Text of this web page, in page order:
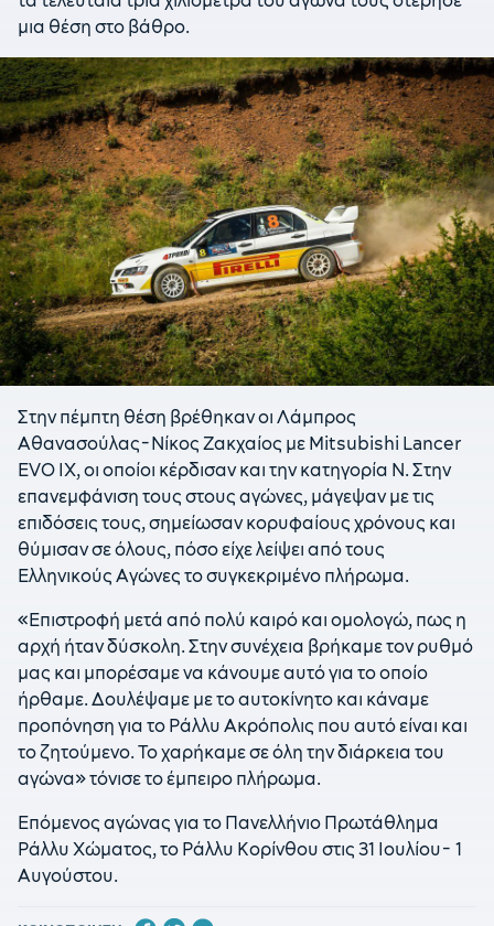
μια θέση στο βάθρο.
Στην πέμπτη θέση βρέθηκαν οι Λάμπρος
Αθανασούλας-Νίκος Ζακχαίος με Mitsubishi Lancer
EVO IX, οι οποίοι κέρδισαν και την κατηγορία Ν. Στην
επανεμφάνιση τους στους αγώνες, μάγεψαν με τις
επιδόσεις τους, σημείωσαν κορυφαίους χρόνους και
θύμισαν σε όλους, πόσο είχε λείψει από τους
Ελληνικούς Αγώνες το συγκεκριμένο πλήρωμα.
«Επιστροφή μετά από πολύ καιρό και ομολογώ, πως η
αρχή ήταν δύσκολη. Στην συνέχεια βρήκαμε τον ρυθμό
μας και μπορέσαμε να κάνουμε αυτό για το οποίο
ήρθαμε. Δουλέψαμε με το αυτοκίνητο και κάναμε
προπόνηση για το Ράλλυ Ακρόπολις που αυτό είναι και
το ζητούμενο. Το χαρήκαμε σε όλη την διάρκεια του
αγώνα» τόνισε το έμπειρο πλήρωμα.
Επόμενος αγώνας για το Πανελλήνιο Πρωτάθλημα
Ράλλυ Χώματος, το Ράλλυ Κορίνθου στις 31 Ιουλίου- 1
Αυγούστου.